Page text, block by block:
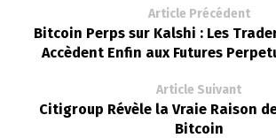
Article Précédent
Bitcoin Perps sur Kalshi : Les
Accèdent Enfin aux Futures
Article Suivant
Citigroup Révèle la Vraie Raison
Bitcoin